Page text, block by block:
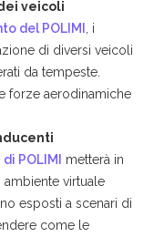
veicoli
del POLIMI
, i
di diversi veicoli
da tempeste.
forze aerodinamiche
POLIMI
metterà in
ambiente virtuale
esposti a scenari di
come le